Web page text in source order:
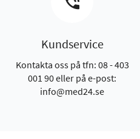
Kundservice
Kontakta oss på tfn: 08 - 403
001 90 eller på e-post:
info@med24.se